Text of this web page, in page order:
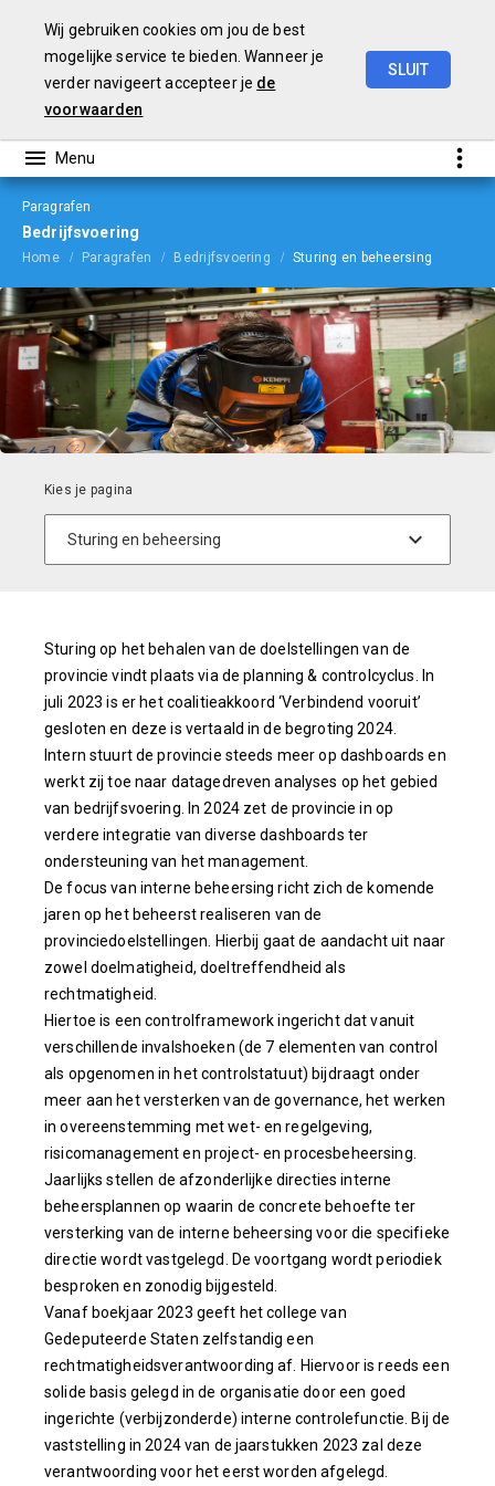
Wij gebruiken cookies om jou de best
mogelijke service te bieden. Wanneer je
verder navigeert accepteer je de
voorwaarden
SLUIT
Paragrafen
Bedrijfsvoering
Home Paragrafen Bedrijfsvoering Sturing en beheersing
Sturing op het behalen van de doelstellingen van de
provincie vindt plaats via de planning & controlcyclus. In
juli 2023 is er het coalitieakkoord ‘Verbindend vooruit’
gesloten en deze is vertaald in de begroting 2024.
Intern stuurt de provincie steeds meer op dashboards en
werkt zij toe naar datagedreven analyses op het gebied
van bedrijfsvoering. In 2024 zet de provincie in op
verdere integratie van diverse dashboards ter
ondersteuning van het management.
De focus van interne beheersing richt zich de komende
jaren op het beheerst realiseren van de
provinciedoelstellingen. Hierbij gaat de aandacht uit naar
zowel doelmatigheid, doeltreffendheid als
rechtmatigheid.
Hiertoe is een controlframework ingericht dat vanuit
verschillende invalshoeken (de 7 elementen van control
als opgenomen in het controlstatuut) bijdraagt onder
meer aan het versterken van de governance, het werken
in overeenstemming met wet- en regelgeving,
risicomanagement en project- en procesbeheersing.
Jaarlijks stellen de afzonderlijke directies interne
beheersplannen op waarin de concrete behoefte ter
versterking van de interne beheersing voor die specifieke
directie wordt vastgelegd. De voortgang wordt periodiek
besproken en zonodig bijgesteld.
Vanaf boekjaar 2023 geeft het college van
Gedeputeerde Staten zelfstandig een
rechtmatigheidsverantwoording af. Hiervoor is reeds een
solide basis gelegd in de organisatie door een goed
ingerichte (verbijzonderde) interne controlefunctie. Bij de
vaststelling in 2024 van de jaarstukken 2023 zal deze
verantwoording voor het eerst worden afgelegd.